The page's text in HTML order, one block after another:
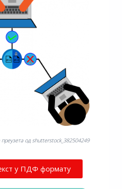
преузета од shutterstock_382504249
у ПДФ формату